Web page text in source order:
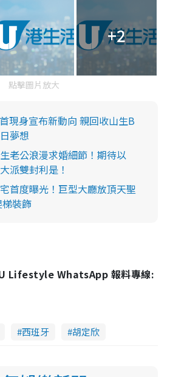
+2
點擊圖片放大
現身宣布新動向 親回收山生B
夢想
老公浪漫求婚細節！期待以
派雙封利是！
首度曝光！巨型大廳放頂天聖
裝飾
Lifestyle WhatsApp 報料專線:
西班牙 胡定欣